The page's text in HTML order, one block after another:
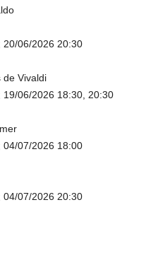
20/06/2026 20:30
de Vivaldi
06/2026 18:30, 20:30
04/07/2026 18:00
04/07/2026 20:30